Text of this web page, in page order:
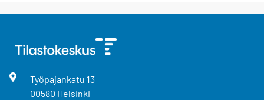
Työpajankatu 13
00580 Helsinki